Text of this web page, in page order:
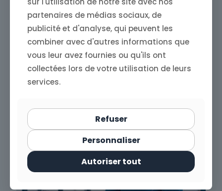
12 décembre 2024
Store4One : surveiller votre marque en
ligne pour anticiper les crises
Read more
partenaires de médias sociaux, de
publicité et d'analyse, qui peuvent les
combiner avec d'autres informations que
vous leur avez fournies ou qu'ils ont
collectées lors de votre utilisation de leurs
services.
Refuser
Personnaliser
Autoriser tout